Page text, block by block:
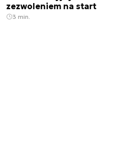
zezwoleniem na start
3 min.